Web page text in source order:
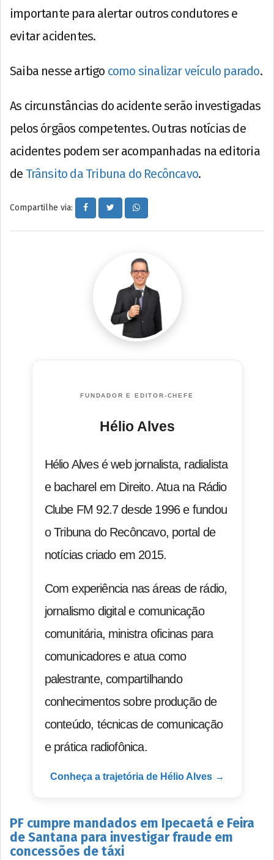
importante para alertar outros condutores e
evitar acidentes.
Saiba nesse artigo como sinalizar veículo parado.
As circunstâncias do acidente serão investigadas
pelos órgãos competentes. Outras notícias de
acidentes podem ser acompanhadas na editoria
de Trânsito da Tribuna do Recôncavo.
Compartilhe via:
FUNDADOR E EDITOR-CHEFE
Hélio Alves
Hélio Alves é web jornalista, radialista
e bacharel em Direito. Atua na Rádio
Clube FM 92.7 desde 1996 e fundou
o Tribuna do Recôncavo, portal de
notícias criado em 2015.
Com experiência nas áreas de rádio,
jornalismo digital e comunicação
comunitária, ministra oficinas para
comunicadores e atua como
palestrante, compartilhando
conhecimentos sobre produção de
conteúdo, técnicas de comunicação
e prática radiofônica.
Conheça a trajetória de Hélio Alves →
PF cumpre mandados em Ipecaetá e Feira
de Santana para investigar fraude em
concessões de táxi